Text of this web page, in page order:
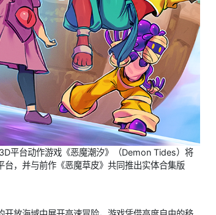
平台动作游戏《恶魔潮汐》（Demon Tides）将
，并与前作《恶魔草皮》共同推出实体合集版